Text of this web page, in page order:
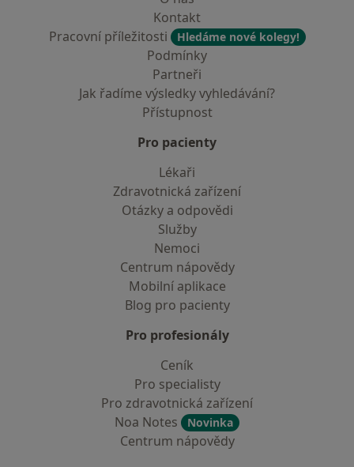
Kontakt
Pracovní příležitosti
Hledáme nové kolegy!
Podmínky
Partneři
Jak řadíme výsledky vyhledávání?
Přístupnost
Pro pacienty
Lékaři
Zdravotnická zařízení
Otázky a odpovědi
Služby
Nemoci
Centrum nápovědy
Mobilní aplikace
Blog pro pacienty
Pro profesionály
Ceník
Pro specialisty
Pro zdravotnická zařízení
Noa Notes
Novinka
Centrum nápovědy